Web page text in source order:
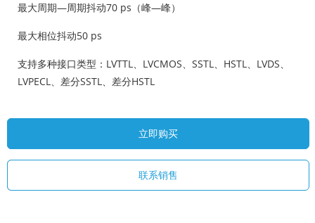
最大周期—周期抖动70 ps（峰—峰）
最大相位抖动50 ps
支持多种接口类型：LVTTL、LVCMOS、SSTL、HSTL、LVDS、
LVPECL、差分SSTL、差分HSTL
立即购买
联系销售